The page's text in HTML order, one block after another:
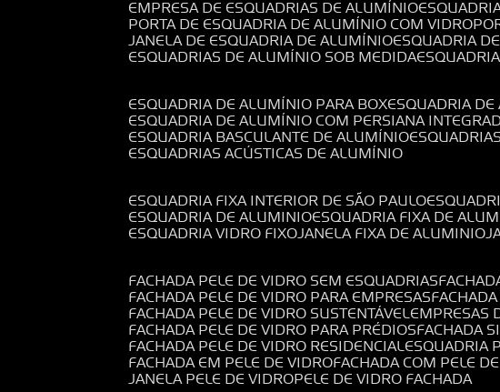
EMPRESA DE ESQUADRIAS DE ALUMÍNIO
PORTA DE ESQUADRIA DE ALUMÍNIO COM VIDRO
JANELA DE ESQUADRIA DE ALUMÍNIO ESQUADRIA
ESQUADRIAS DE ALUMÍNIO SOB MEDIDA
ESQUADRIA DE ALUMÍNIO PARA BOX ESQUADRIA
ESQUADRIA DE ALUMÍNIO COM PERSIANA
ESQUADRIA BASCULANTE DE ALUMÍNIO
ESQUADRIAS ACÚSTICAS DE ALUMÍNIO
ESQUADRIA FIXA INTERIOR DE SÃO PAULO
ESQUADRIA DE ALUMINIO ESQUADRIA FIXA DE
ESQUADRIA VIDRO FIXO JANELA FIXA DE ALUMINIO
FACHADA PELE DE VIDRO SEM ESQUADRIAS
FACHADA PELE DE VIDRO PARA EMPRESAS
FACHADA PELE DE VIDRO SUSTENTÁVEL
FACHADA PELE DE VIDRO PARA PRÉDIOS FACHADA
FACHADA PELE DE VIDRO RESIDENCIAL ESQUADRIA
FACHADA EM PELE DE VIDRO FACHADA COM PELE
JANELA PELE DE VIDRO PELE DE VIDRO FACHADA